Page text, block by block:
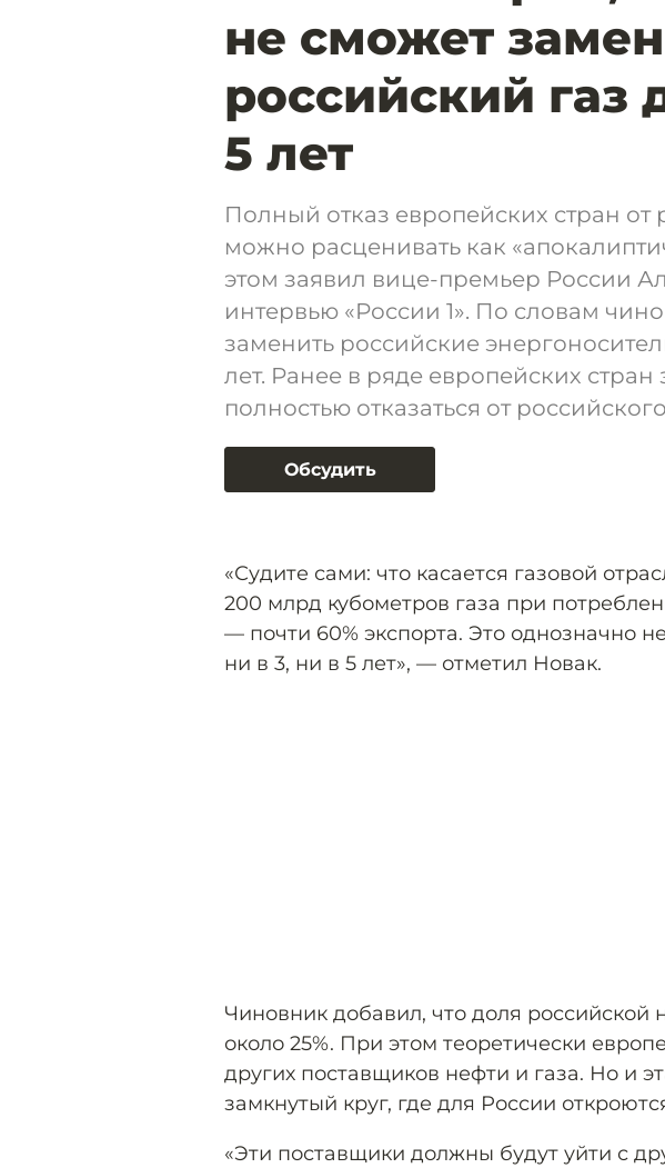
не сможет
российский газ
5 лет
Полный отказ европейских стран от
можно расценивать как
этом заявил вице-премьер России
интервью «России 1». По словам
заменить российские
лет. Ранее в ряде европейских стран
полностью отказаться от
Обсудить
«Судите сами: что касается газовой
200 млрд кубометров газа при
— почти 60% экспорта. Это однозначно
ни в 3, ни в 5 лет», — отметил Новак.
Чиновник добавил, что доля российской
около 25%. При этом теоретически
других поставщиков нефти и газа. Но и
замкнутый круг, где для России
«Эти поставщики должны будут уйти с